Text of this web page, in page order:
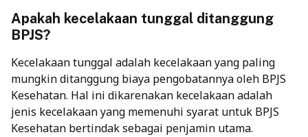
Apakah kecelakaan tunggal ditanggung
BPJS?
Kecelakaan tunggal adalah kecelakaan yang paling
mungkin ditanggung biaya pengobatannya oleh BPJS
Kesehatan. Hal ini dikarenakan kecelakaan adalah
jenis kecelakaan yang memenuhi syarat untuk BPJS
Kesehatan bertindak sebagai penjamin utama.